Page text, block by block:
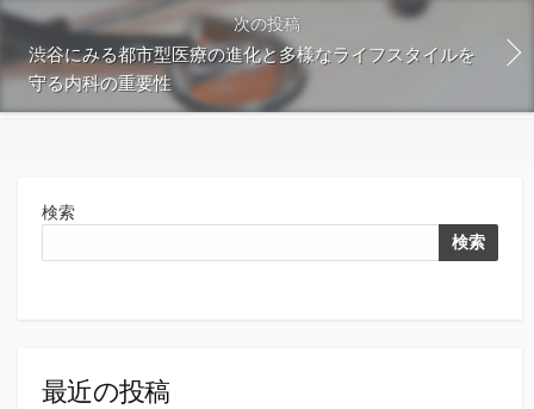
次の投稿
渋谷にみる都市型医療の進化と多様なライフスタイルを
守る内科の重要性
検索
検索
最近の投稿